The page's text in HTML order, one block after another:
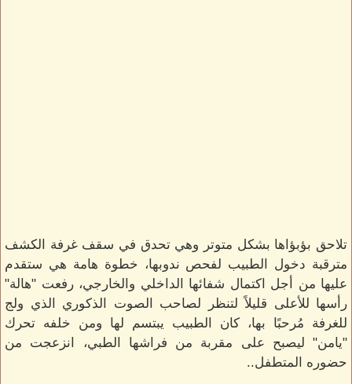
تلاحق بؤبؤاها بشكل متوتر وهي تحدق في سقف غرفة الكشف
مترقبة دخول الطبيب لفحص ندوبها، خطوة هامة هي ستقدم
عليها من أجل اكتمال شفائها الداخلي والخارجي، رفعت "هالة"
رأسها للأعلى قليلاً لتنظر لصاحب الصوت الذكوري الذي ولج
للغرفة مُرحبًا بها، كان الطبيب يبتسم لها ومن خلفه تحرك
"يامن" ليصبح على مقربة من فراشها الطبي، انزعجت من
حضوره المتطفل..